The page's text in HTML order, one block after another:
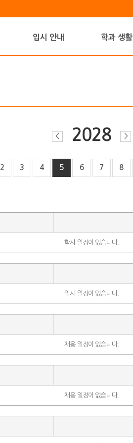
입시 안내 학과 생활
< 2028 >
2 3 4 5 6 7 8
학사 일정이 없습니다.
입시 일정이 없습니다.
채용 일정이 없습니다.
채용 일정이 없습니다.